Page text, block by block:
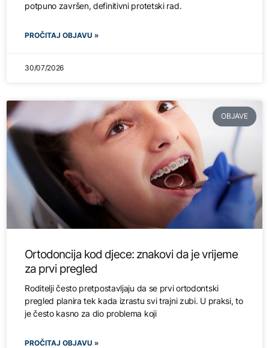
potpuno završen, definitivni protetski rad.
PROČITAJ OBJAVU »
30/07/2026
OBJAVE
Ortodoncija kod djece: znakovi da je vrijeme
za prvi pregled
Roditelji često pretpostavljaju da se prvi ortodontski
pregled planira tek kada izrastu svi trajni zubi. U praksi, to
je često kasno za dio problema koji
PROČITAJ OBJAVU »